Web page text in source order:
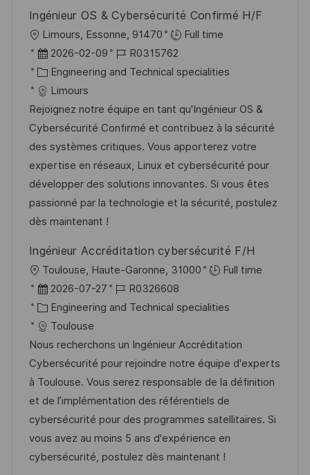
g
ö
f
f
e
n
t
l
i
c
h
u
n
g
Ingénieur OS & Cybersécurité Confirmé H/F
O
r
t
Limours, Essonne, 91470
Full time
D
a
t
u
m
d
e
r
V
e
ö
f
f
e
n
t
l
c
h
u
n
2026-02-09
J
o
-
I
D
R0315762
K
a
t
e
g
o
r
i
e
Engineering and Technical specialities
Limours
Rejoignez notre équipe en tant qu'Ingénieur OS &
Cybersécurité Confirmé et contribuez à la sécurité
des systèmes critiques. Vous apporterez votre
expertise en réseaux, Linux et cybersécurité pour
développer des solutions innovantes. Si vous êtes
passionné par la technologie et la sécurité, postulez
dès maintenant !
Ingénieur Accréditation cybersécurité F/H
O
r
t
Toulouse, Haute-Garonne, 31000
Full time
D
a
t
u
m
d
e
r
V
e
2026-07-27
J
o
-
I
D
R0326608
K
a
t
e
g
o
r
i
e
Engineering and Technical specialities
Toulouse
Nous recherchons un Ingénieur Accréditation
Cybersécurité pour rejoindre notre équipe d'experts
à Toulouse. Vous serez responsable de la définition
et de l’implémentation des référentiels de
cybersécurité pour des programmes satellitaires. Si
vous avez au moins 5 ans d'expérience en
cybersécurité, postulez dès maintenant !